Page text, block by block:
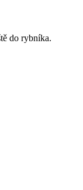
do rybníka.